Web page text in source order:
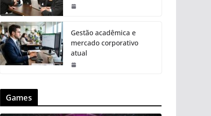
Gestão acadêmica e
mercado corporativo
atual
Games